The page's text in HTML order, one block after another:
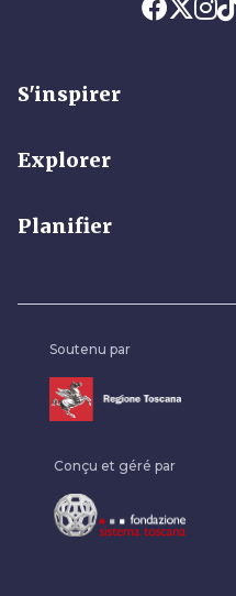
S'inspirer
Explorer
Planifier
Soutenu par
Conçu et géré par